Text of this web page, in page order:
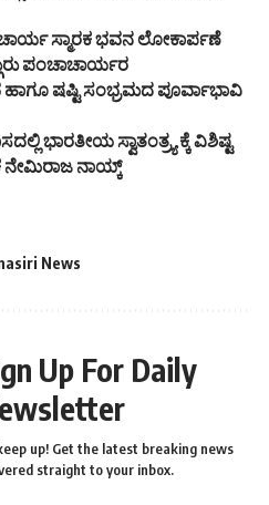
ಸ್ಮಾರಕ ಭವನ ಲೋಕಾರ್ಪಣೆ
ಪಂಚಾಚಾರ್ಯರ
ಷಷ್ಟಿ ಸಂಭ್ರಮದ ಪೂರ್ವಾಭಾವಿ
ಭಾರತೀಯ ಸ್ವಾತಂತ್ರ್ಯ ಕ್ಕೆ ವಿಶಿಷ್ಟ
ನೇಮಿರಾಜ ನಾಯ್ಕ್
News
Up For Daily
up! Get the latest breaking news
straight to your inbox.